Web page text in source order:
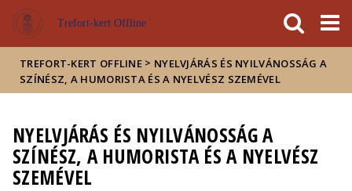
Események
ELTE a
sajtóban
Trefort-kert Offline
TREFORT-KERT OFFLINE > NYELVJÁRÁS ÉS NYILVÁNOSSÁG A
SZÍNÉSZ, A HUMORISTA ÉS A NYELVÉSZ SZEMÉVEL
NYELVJÁRÁS ÉS NYILVÁNOSSÁG A
SZÍNÉSZ, A HUMORISTA ÉS A NYELVÉSZ
SZEMÉVEL